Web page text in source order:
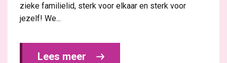
zieke familielid, sterk voor elkaar en sterk voor
jezelf! We...
Lees meer